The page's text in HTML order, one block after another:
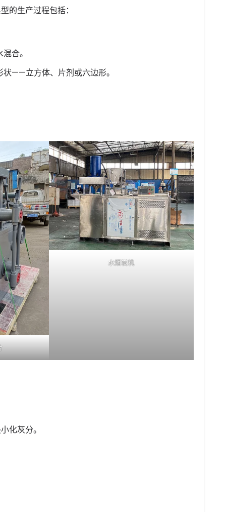
的生产过程包括：
合。
——立方体、片剂或六边形。
水烟炭机
化灰分。